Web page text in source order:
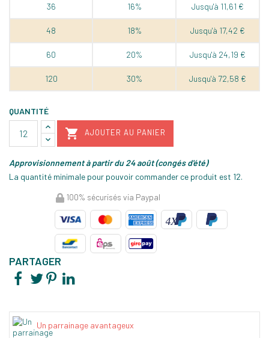
36 16% Jusqu'à 11,61 €
48 18% Jusqu'à 17,42 €
60 20% Jusqu'à 24,19 €
120 30% Jusqu'à 72,58 €
QUANTITÉ
 AJOUTER AU PANIER
Approvisionnement à partir du 24 août (congés d'été)
La quantité minimale pour pouvoir commander ce produit est 12.
100% sécurisés via Paypal
PARTAGER
Un parrainage avantageux